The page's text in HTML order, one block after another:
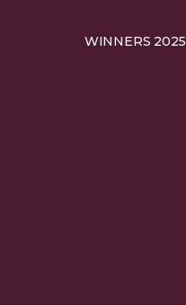
WINNERS 2025